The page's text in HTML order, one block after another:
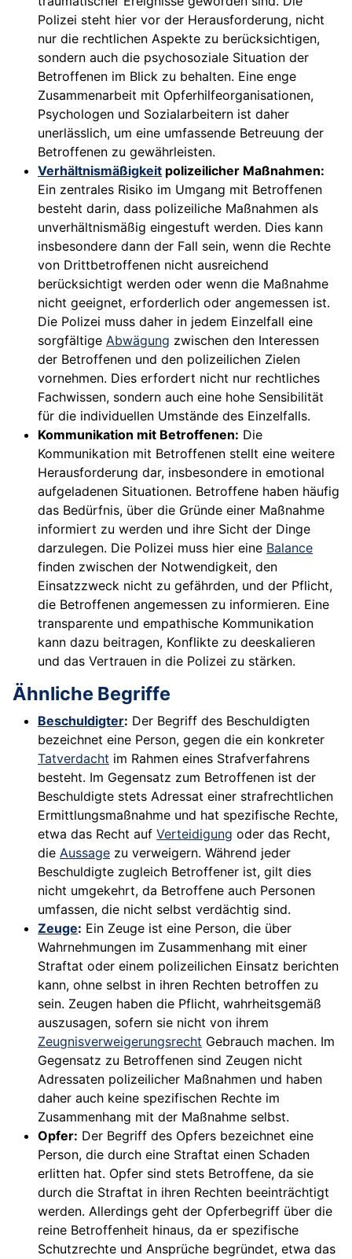
Polizei steht hier vor der Herausforderung, nicht
nur die rechtlichen Aspekte zu berücksichtigen,
sondern auch die psychosoziale Situation der
Betroffenen im Blick zu behalten. Eine enge
Zusammenarbeit mit Opferhilfeorganisationen,
Psychologen und Sozialarbeitern ist daher
unerlässlich, um eine umfassende Betreuung der
Betroffenen zu gewährleisten.
Verhältnismäßigkeit polizeilicher Maßnahmen:
Ein zentrales Risiko im Umgang mit Betroffenen
besteht darin, dass polizeiliche Maßnahmen als
unverhältnismäßig eingestuft werden. Dies kann
insbesondere dann der Fall sein, wenn die Rechte
von Drittbetroffenen nicht ausreichend
berücksichtigt werden oder wenn die Maßnahme
nicht geeignet, erforderlich oder angemessen ist.
Die Polizei muss daher in jedem Einzelfall eine
sorgfältige Abwägung zwischen den Interessen
der Betroffenen und den polizeilichen Zielen
vornehmen. Dies erfordert nicht nur rechtliches
Fachwissen, sondern auch eine hohe Sensibilität
für die individuellen Umstände des Einzelfalls.
Kommunikation mit Betroffenen: Die
Kommunikation mit Betroffenen stellt eine weitere
Herausforderung dar, insbesondere in emotional
aufgeladenen Situationen. Betroffene haben häufig
das Bedürfnis, über die Gründe einer Maßnahme
informiert zu werden und ihre Sicht der Dinge
darzulegen. Die Polizei muss hier eine Balance
finden zwischen der Notwendigkeit, den
Einsatzzweck nicht zu gefährden, und der Pflicht,
die Betroffenen angemessen zu informieren. Eine
transparente und empathische Kommunikation
kann dazu beitragen, Konflikte zu deeskalieren
und das Vertrauen in die Polizei zu stärken.
Ähnliche Begriffe
Beschuldigter: Der Begriff des Beschuldigten
bezeichnet eine Person, gegen die ein konkreter
Tatverdacht im Rahmen eines Strafverfahrens
besteht. Im Gegensatz zum Betroffenen ist der
Beschuldigte stets Adressat einer strafrechtlichen
Ermittlungsmaßnahme und hat spezifische Rechte,
etwa das Recht auf Verteidigung oder das Recht,
die Aussage zu verweigern. Während jeder
Beschuldigte zugleich Betroffener ist, gilt dies
nicht umgekehrt, da Betroffene auch Personen
umfassen, die nicht selbst verdächtig sind.
Zeuge: Ein Zeuge ist eine Person, die über
Wahrnehmungen im Zusammenhang mit einer
Straftat oder einem polizeilichen Einsatz berichten
kann, ohne selbst in ihren Rechten betroffen zu
sein. Zeugen haben die Pflicht, wahrheitsgemäß
auszusagen, sofern sie nicht von ihrem
Zeugnisverweigerungsrecht Gebrauch machen. Im
Gegensatz zu Betroffenen sind Zeugen nicht
Adressaten polizeilicher Maßnahmen und haben
daher auch keine spezifischen Rechte im
Zusammenhang mit der Maßnahme selbst.
Opfer: Der Begriff des Opfers bezeichnet eine
Person, die durch eine Straftat einen Schaden
erlitten hat. Opfer sind stets Betroffene, da sie
durch die Straftat in ihren Rechten beeinträchtigt
werden. Allerdings geht der Opferbegriff über die
reine Betroffenheit hinaus, da er spezifische
Schutzrechte und Ansprüche begründet, etwa das